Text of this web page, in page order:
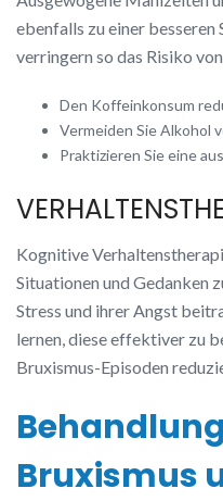
ebenfalls zu einer
verringern so das Risiko
Den Koffeinkonsum
Vermeiden Sie Alkohol
Praktizieren Sie eine
Kognitive
Situationen und Gedanken
Stress und ihrer Angst
lernen, diese effektiver zu
Bruxismus-Episoden
Bruxismus